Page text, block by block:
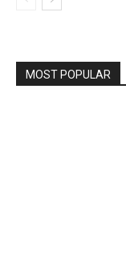
MOST POPULAR